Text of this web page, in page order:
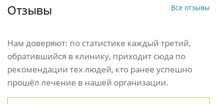
Отзывы Все отзывы
Нам доверяют: по статистике каждый третий,
обратившийся в клинику, приходит сюда по
рекомендации тех людей, кто ранее успешно
прошёл лечение в нашей организации.